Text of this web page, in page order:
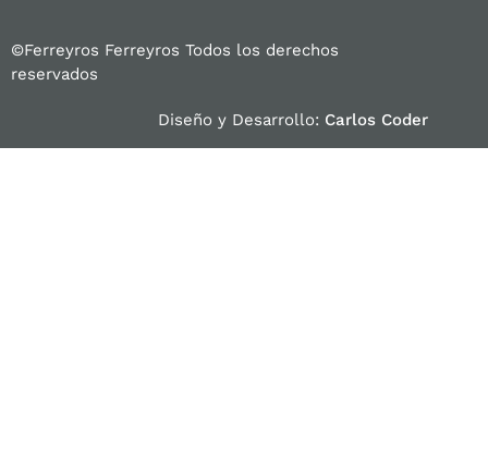
©Ferreyros Ferreyros Todos los derechos
reservados
Diseño y Desarrollo: Carlos Coder